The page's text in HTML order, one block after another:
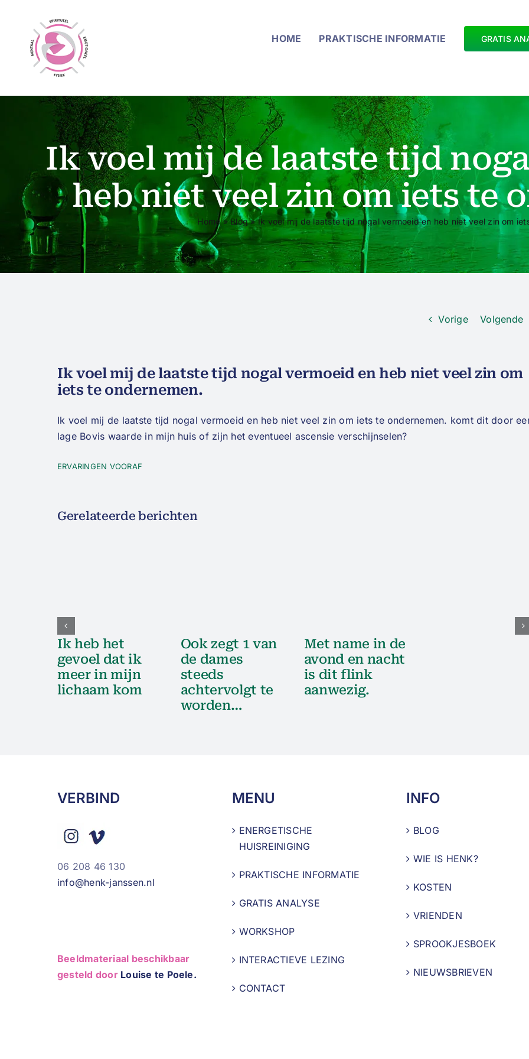
HOME PRAKTISCHE INFORMATIE GRATIS
Ik voel mij de laatste tijd
heb niet veel zin om iets te
Home»Blog»Ik voel mij de laatste tijd nogal vermoeid en heb niet veel zin om
Vorige Volgende
Ik voel mij de laatste tijd nogal vermoeid en heb niet veel zin om
iets te ondernemen.
Ik voel mij de laatste tijd nogal vermoeid en heb niet veel zin om iets te ondernemen. komt dit door
lage Bovis waarde in mijn huis of zijn het eventueel ascensie verschijnselen?
ERVARINGEN VOORAF
Gerelateerde berichten
Ik heb het
gevoel dat ik
meer in mijn
lichaam kom
Ook zegt 1 van
de dames
steeds
achtervolgt te
worden…
Met name in de
avond en nacht
is dit flink
aanwezig.
VERBIND
06 208 46 130
info@henk-janssen.nl
Beeldmateriaal beschikbaar
gesteld door Louise te Poele.
MENU
ENERGETISCHE
HUISREINIGING
PRAKTISCHE INFORMATIE
GRATIS ANALYSE
WORKSHOP
INTERACTIEVE LEZING
CONTACT
INFO
BLOG
WIE IS HENK?
KOSTEN
VRIENDEN
SPROOKJESBOEK
NIEUWSBRIEVEN